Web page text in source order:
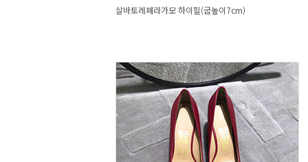
살바토레페라가모 하이힐(굽높이7cm)